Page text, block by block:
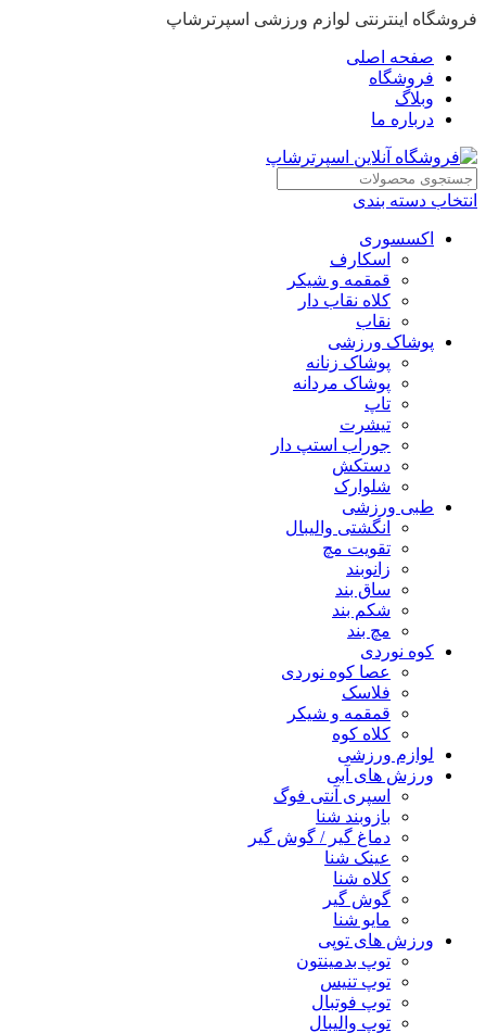
فروشگاه اینترنتی لوازم ورزشی اسپرترشاپ
صفحه اصلی
فروشگاه
وبلاگ
درباره ما
انتخاب دسته بندی
اکسسوری
اسکارف
قمقمه و شیکر
کلاه نقاب دار
نقاب
پوشاک ورزشی
پوشاک زنانه
پوشاک مردانه
تاپ
تیشرت
جوراب استپ دار
دستکش
شلوارک
طبی ورزشی
انگشتی واليبال
تقویت مچ
زانوبند
ساق بند
شکم بند
مچ بند
کوه نوردی
عصا کوه نوردی
فلاسک
قمقمه و شیکر
کلاه کوه
لوازم ورزشی
ورزش های آبی
اسپری آنتی فوگ
بازوبند شنا
دماغ گیر / گوش گیر
عینک شنا
کلاه شنا
گوش گیر
مایو شنا
ورزش های توپی
توپ بدمینتون
توپ تنیس
توپ فوتبال
توپ والیبال